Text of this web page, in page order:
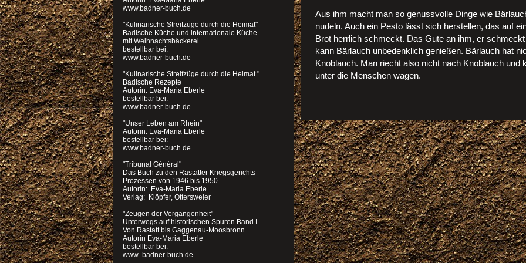
Aus ihm macht man so genussvolle Dinge wie
nudeln. Auch ein Pesto lässt sich herstellen, das auf
Brot herrlich schmeckt. Das Gute an ihm, er
kann Bärlauch unbedenklich genießen. Bärlauch hat
Knoblauch. Man riecht also nicht nach Knoblauch und
unter die Menschen wagen.
www.badner-buch.de
"Kulinarische Streifzüge durch die Heimat"
Badische Küche und internationale Küche
mit Weihnachtsbäckerei
bestellbar bei:
www.badner-buch.de
"Kulinarische Streifzüge durch die Heimat "
Badische Rezepte
Autorin: Eva-Maria Eberle
bestellbar bei:
www.badner-buch.de
"Unser Leben am Rhein"
Autorin: Eva-Maria Eberle
bestellbar bei:
www.badner-buch.de
"Tribunal Général"
Das Buch zu den Rastatter Kriegsgerichts-
Prozessen von 1946 bis 1950
Autorin: Eva-Maria Eberle
Verlag: Klöpfer, Ottersweier
"Zeugen der Vergangenheit"
Unterwegs auf historischen Spuren Band I
Von Rastatt bis Gaggenau-Moosbronn
Autorin Eva-Maria Eberle
bestellbar bei:
www.-badner-buch.de